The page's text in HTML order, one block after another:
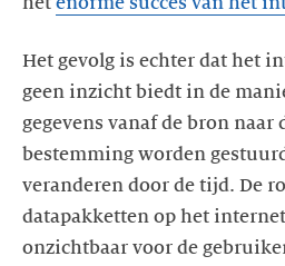
Het gevolg is echter dat het
geen inzicht biedt in de
gegevens vanaf de bron naar
bestemming worden
veranderen door de tijd. De
datapakketten op het
onzichtbaar voor de